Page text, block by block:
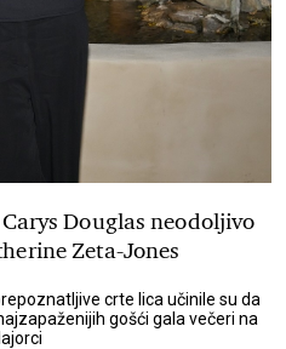
Douglas neodoljivo
Zeta-Jones
crte lica učinile su da
gošći gala večeri na